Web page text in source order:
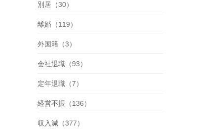
別居（30）
離婚（119）
外国籍（3）
会社退職（93）
定年退職（7）
経営不振（136）
収入減（377）